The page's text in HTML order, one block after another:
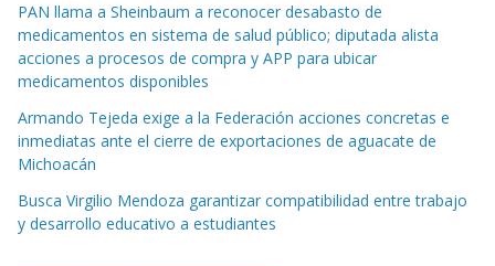
PAN llama a Sheinbaum a reconocer desabasto de
medicamentos en sistema de salud público; diputada alista
acciones a procesos de compra y APP para ubicar
medicamentos disponibles
Armando Tejeda exige a la Federación acciones concretas e
inmediatas ante el cierre de exportaciones de aguacate de
Michoacán
Busca Virgilio Mendoza garantizar compatibilidad entre trabajo
y desarrollo educativo a estudiantes